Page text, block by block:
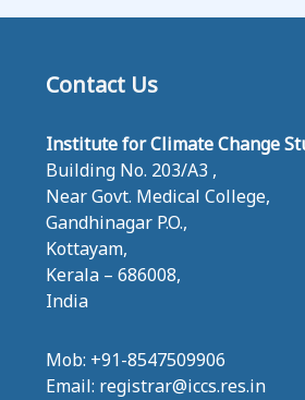
Contact Us
Institute for Climate Change
Building No. 203/A3 ,
Near Govt. Medical College,
Gandhinagar P.O.,
Kottayam,
Kerala – 686008,
India
Mob: +91-8547509906
Email: registrar@iccs.res.in